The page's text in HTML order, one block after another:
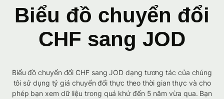
Biểu đồ chuyển đổi
CHF sang JOD
Biểu đồ chuyển đổi CHF sang JOD dạng tương tác của chúng
tôi sử dụng tỷ giá chuyển đổi thực theo thời gian thực và cho
phép bạn xem dữ liệu trong quá khứ đến 5 năm vừa qua. Bạn